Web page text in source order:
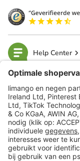
Help Center
limango
Veilig winkelen
Klantenservice
Shop